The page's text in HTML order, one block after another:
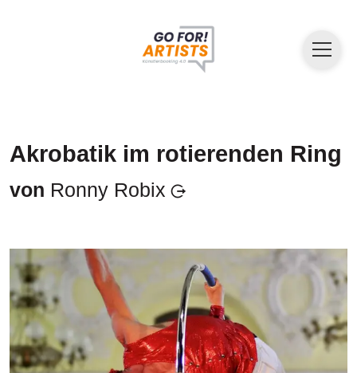
Akrobatik im rotierenden Ring
von Ronny Robix